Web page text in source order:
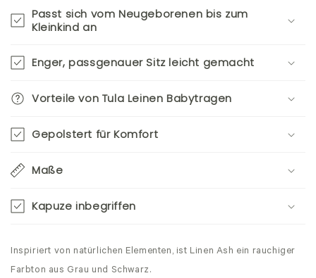
Passt sich vom Neugeborenen bis zum
Kleinkind an
Enger, passgenauer Sitz leicht gemacht
Vorteile von Tula Leinen Babytragen
Gepolstert für Komfort
Maße
Kapuze inbegriffen
Inspiriert von natürlichen Elementen, ist Linen Ash ein rauchiger
Farbton aus Grau und Schwarz.